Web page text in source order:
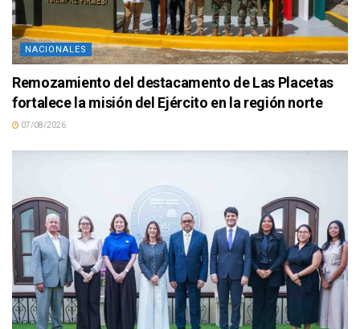
NACIONALES
Remozamiento del destacamento de Las Placetas
fortalece la misión del Ejército en la región norte
07/08/2026